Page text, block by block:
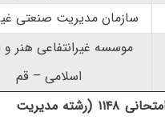
سازمان مدیریت صنعتی
موسسه غیرانتفاعی هنر و
اسلامی – قم
د – برگزاری مصاحبه در کد رشته‌ امتحانی ۱۱۴۸ (رشته مدیریت